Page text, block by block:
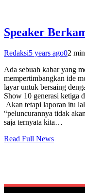
Speaker
Redaksi5 years ago02
Ada sebuah kabar yang
mempertimbangkan ide
layar untuk bersaing
Show 10 generasi ketiga
Akan tetapi laporan itu
“peluncurannya tidak
saja ternyata kita…
Read Full News